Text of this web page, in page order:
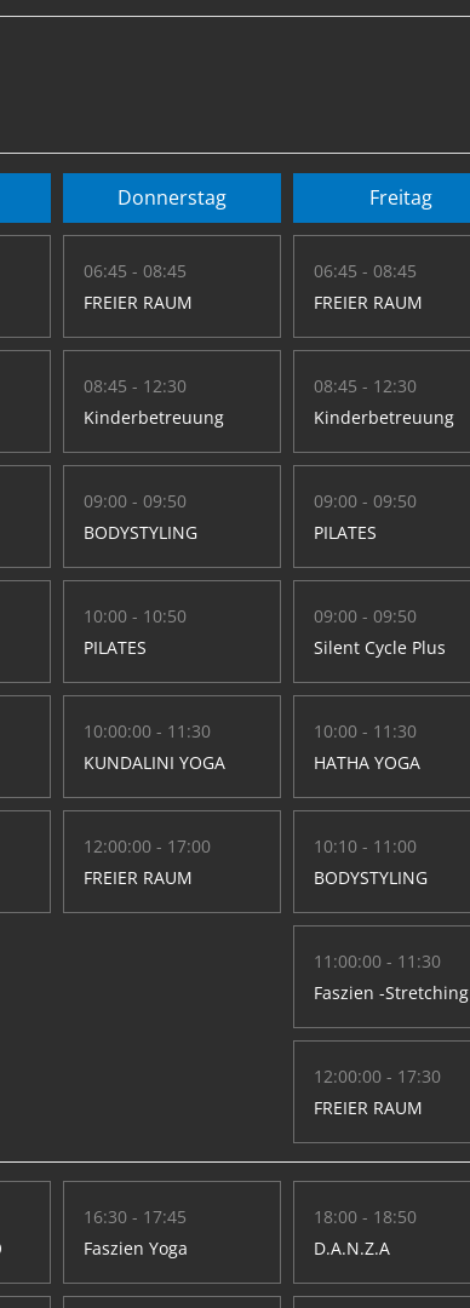
Donnerstag
06:45 - 08:45
FREIER RAUM
08:45 - 12:30
Kinderbetreuung
09:00 - 09:50
BODYSTYLING
10:00 - 10:50
PILATES
10:00:00 - 11:30
KUNDALINI YOGA
12:00:00 - 17:00
FREIER RAUM
Freitag
06:45 - 08:45
FREIER RAUM
08:45 - 12:30
Kinderbetreuung
09:00 - 09:50
PILATES
09:00 - 09:50
Silent Cycle Plus
10:00 - 11:30
HATHA YOGA
10:10 - 11:00
BODYSTYLING
11:00:00 - 11:30
Faszien -Stretching
12:00:00 - 17:30
FREIER RAUM
16:30 - 17:45
Faszien Yoga
18:00 - 18:50
D.A.N.Z.A